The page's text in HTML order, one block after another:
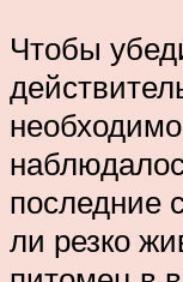
Чтобы
последние
ли резко